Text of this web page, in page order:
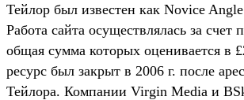
Тейлор был известен как Novice
Работа сайта осуществлялась за счет
общая сумма которых оценивается в
ресурс был закрыт в 2006 г. после
Тейлора. Компании Virgin Media и